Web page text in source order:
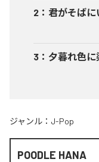
2 ： 君がそばに
3 ： 夕暮れ色に
ジャンル： J-Pop
POODLE HANA